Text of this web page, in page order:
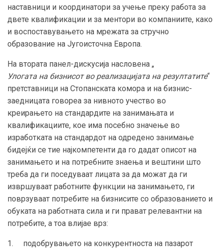
наставници и координатори за учење преку работа за
двете квалификации и за ментори во компаниите, како
и воспоставувањето на мрежата за стручно
образование на Југоисточна Европа.
На втората панел-дискусија насловена „
Улогата на бизнисот во реализацијата на резултатите“
претставници на Стопанската комора и на бизнис-
заедницата говореа за нивното учество во
креирањето на стандардите на занимањата и
квалификациите, кое има посебно значење во
изработката на стандардот на одредено занимање
бидејќи се тие најкомпетенти да го дадат описот на
занимањето и на потребните знаења и вештини што
треба да ги поседуваат лицата за да можат да ги
извршуваат работните функции на занимањето, ги
поврзуваат потребите на бизнисите со образованието и
обуката на работната сила и ги прават релевантни на
потребите, а тоа влијае врз:
1. подобрувањето на конкурентноста на пазарот